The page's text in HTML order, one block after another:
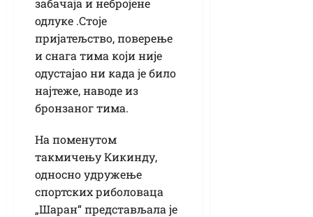
одлуке .Стоје
пријатељство, поверење
и снага тима који није
одустајао ни када је било
најтеже, наводе из
бронзаног тима.
На поменутом
такмичењу Кикинду,
односно удружење
спортских риболоваца
„Шаран“ представљала је